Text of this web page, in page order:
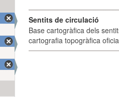
Sentits de circulació
Base cartogràfica dels
cartografia topogràfica